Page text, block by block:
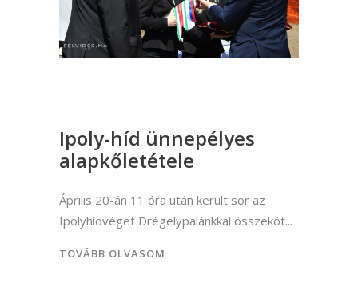
Ipoly-híd ünnepélyes
alapkőletétele
Április 20-án 11 óra után került sor az
Ipolyhídvéget Drégelypalánkkal összeköt
TOVÁBB OLVASOM